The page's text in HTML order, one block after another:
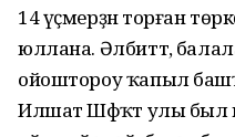
14 үҫмерҙән торған
юллана. Әлбиттә,
ойоштороу ҡапыл
Илшат Шәфҡәт улы был